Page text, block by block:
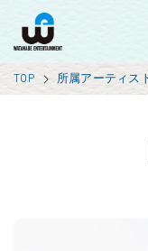
TOP 所属アーティス